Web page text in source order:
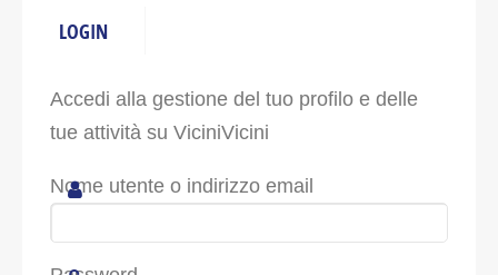
LOGIN
Accedi alla gestione del tuo profilo e delle
tue attività su ViciniVicini
Nome utente o indirizzo email